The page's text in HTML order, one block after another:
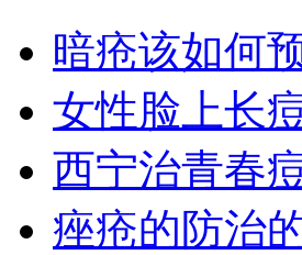
暗疮该如何
女性脸上长
西宁治青春
痤疮的防治